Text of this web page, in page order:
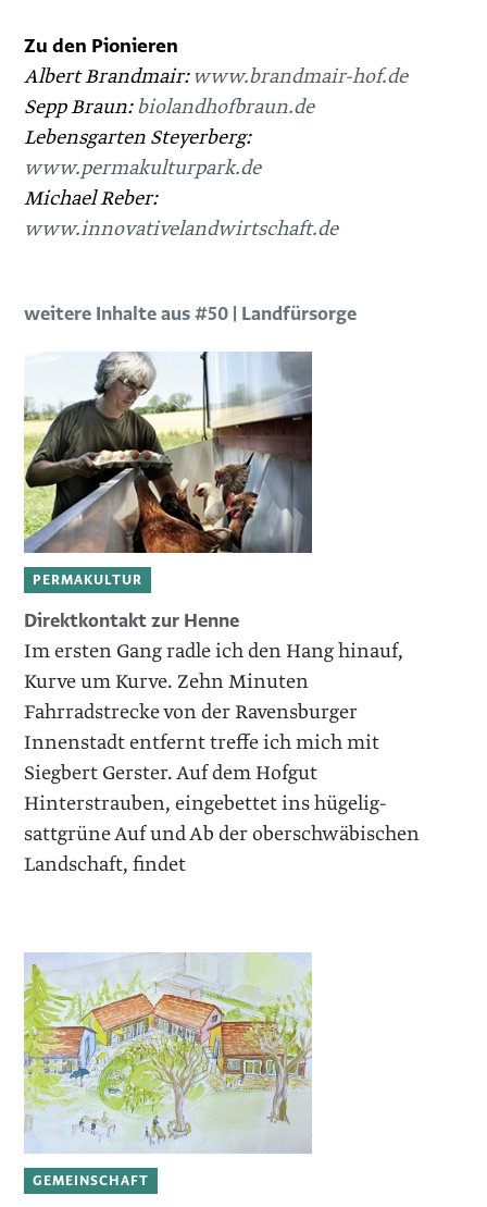
Zu den Pionieren
Albert Brandmair:www.brandmair-hof.de
Sepp Braun:biolandhofbraun.de
Lebensgarten Steyerberg:
www.permakulturpark.de
Michael Reber:
www.innovativelandwirtschaft.de
weitere Inhalte aus #50 | Landfürsorge
PERMAKULTUR
Direktkontakt zur Henne
Im ersten Gang radle ich den Hang hinauf,
Kurve um Kurve. Zehn Minuten
Fahrradstrecke von der Ravensburger
Innenstadt entfernt treffe ich mich mit
Siegbert Gerster. Auf dem Hofgut
Hinterstrauben, eingebettet ins hügelig-
sattgrüne Auf und Ab der oberschwäbischen
Landschaft, findet
GEMEINSCHAFT